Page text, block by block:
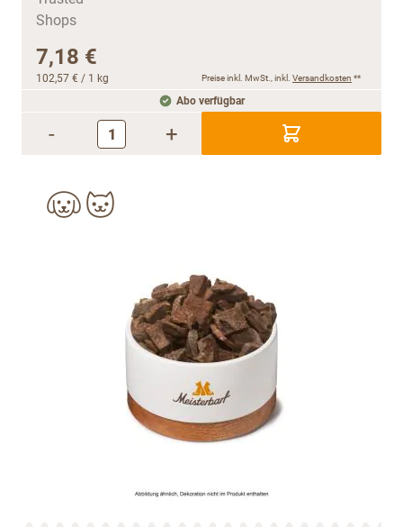
7,18 €
102,57 € / 1 kg Preise inkl. MwSt., inkl. Versandkosten **
Abo verfügbar
- +